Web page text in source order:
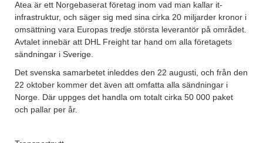
Atea är ett Norgebaserat företag inom vad man kallar it-
infrastruktur, och säger sig med sina cirka 20 miljarder kronor i
omsättning vara Europas tredje största leverantör på området.
Avtalet innebär att DHL Freight tar hand om alla företagets
sändningar i Sverige.
Det svenska samarbetet inleddes den 22 augusti, och från den
22 oktober kommer det även att omfatta alla sändningar i
Norge. Där uppges det handla om totalt cirka 50 000 paket
och pallar per år.